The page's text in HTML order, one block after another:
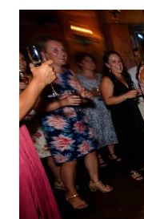
WAHANA
UMKM
WAHANA
SELEB
WAHANA
PERSONA
WAHANA